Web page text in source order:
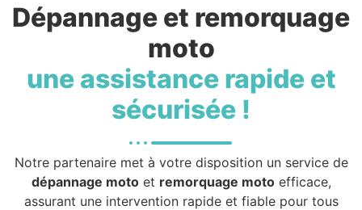
Dépannage et remorquage
moto
une assistance rapide et
sécurisée !
Notre partenaire met à votre disposition un service de
dépannage motoet remorquage motoefficace,
assurant une intervention rapide et fiable pour tous